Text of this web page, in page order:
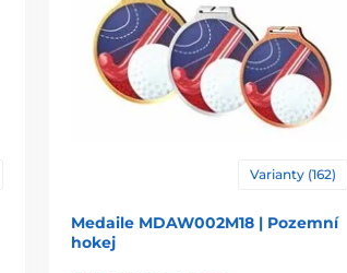
Varianty (162)
Medaile MDAW002M18 | Pozemní
hokej